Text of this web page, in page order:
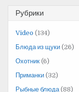
Рубрики
Video (134)
Блюда из щуки (26)
Охотник (6)
Приманки (32)
Рыбные блюда (88)